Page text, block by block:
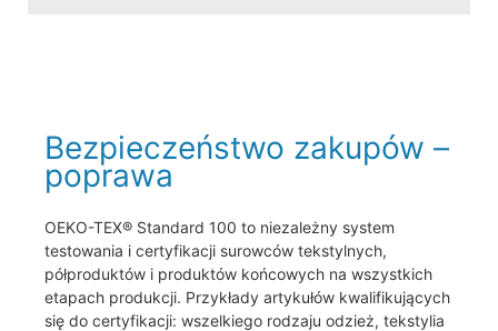
Bezpieczeństwo zakupów –
poprawa
OEKO-TEX® Standard 100 to niezależny system
testowania i certyfikacji surowców tekstylnych,
półproduktów i produktów końcowych na wszystkich
etapach produkcji. Przykłady artykułów kwalifikujących
się do certyfikacji: wszelkiego rodzaju odzież, tekstylia